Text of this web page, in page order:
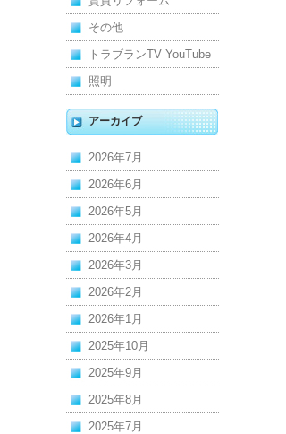
その他
トラブランTV YouTube
照明
アーカイブ
2026年7月
2026年6月
2026年5月
2026年4月
2026年3月
2026年2月
2026年1月
2025年10月
2025年9月
2025年8月
2025年7月